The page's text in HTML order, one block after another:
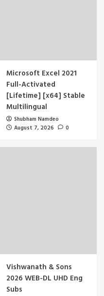
Microsoft Excel 2021
Full-Activated
[Lifetime] [x64] Stable
Multilingual
Shubham Namdeo
August 7, 2026
0
Vishwanath & Sons
2026 WEB-DL UHD Eng
Subs